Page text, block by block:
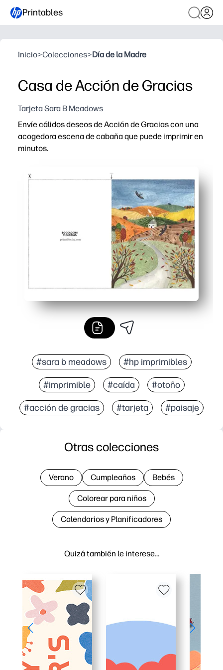
Printables
Inicio>Colecciones>Día de la Madre
Casa de Acción de Gracias
Tarjeta Sara B Meadows
Envíe cálidos deseos de Acción de Gracias con una
acogedora escena de cabaña que puede imprimir en
minutos.
Imprimible sin preparación: simplemente imprima,
La encantadora obra de arte de la cabaña otoñal
Habitación para escribir a mano tu mensaje - perfecto
Imprime en papel estándar o A4 - fácil de recortar y
#sara b meadows #hp imprimibles
#imprimible #caída #otoño
#acción de gracias #tarjeta #paisaje
Quizá también le interese…
Otras colecciones
Verano Cumpleaños Bebés
Colorear para niños
Calendarios y Planificadores